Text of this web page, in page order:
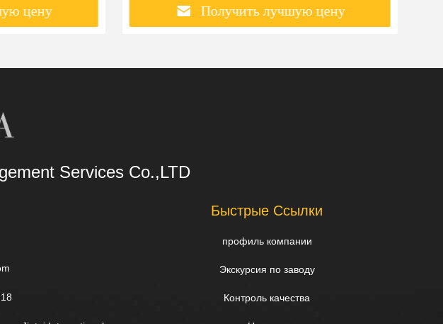
цену Получить лучшую цену
Services Co.,LTD
Быстрые Ссылки
профиль компании
Экскурсия по заводу
Контроль качества